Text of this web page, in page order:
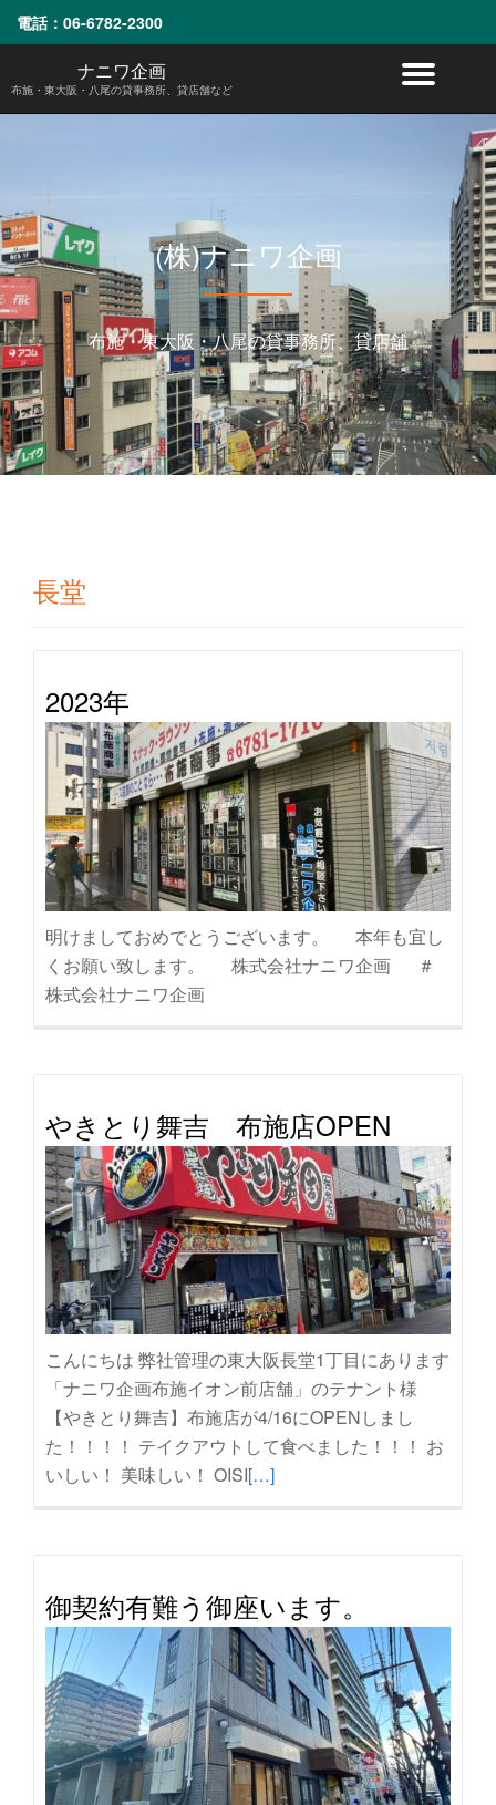
テ
ン
キ
ッ
プ
電話： 06-6782-2300
ナ
ー
シ
ョ
ン
を
切
ナニワ企画
布施・東大阪・八尾の貸事務所、貸店舗など
(株)ナニワ企画
布施・東大阪・八尾の貸事務所、貸店舗
長堂
2023年
明けましておめでとうございます。 本年も宜し
くお願い致します。 株式会社ナニワ企画 ＃
株式会社ナニワ企画
やきとり舞吉 布施店OPEN
こんにちは 弊社管理の東大阪長堂1丁目にあります
「ナニワ企画布施イオン前店舗」のテナント様
【やきとり舞吉】布施店が4/16にOPENしまし
た！！！！ テイクアウトして食べました！！！ お
いしい！ 美味しい！ OISI続
や
き
と
り
舞
吉
布
[…]
御契約有難う御座います。